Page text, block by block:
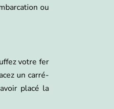
ou
votre fer
un carré-
placé la